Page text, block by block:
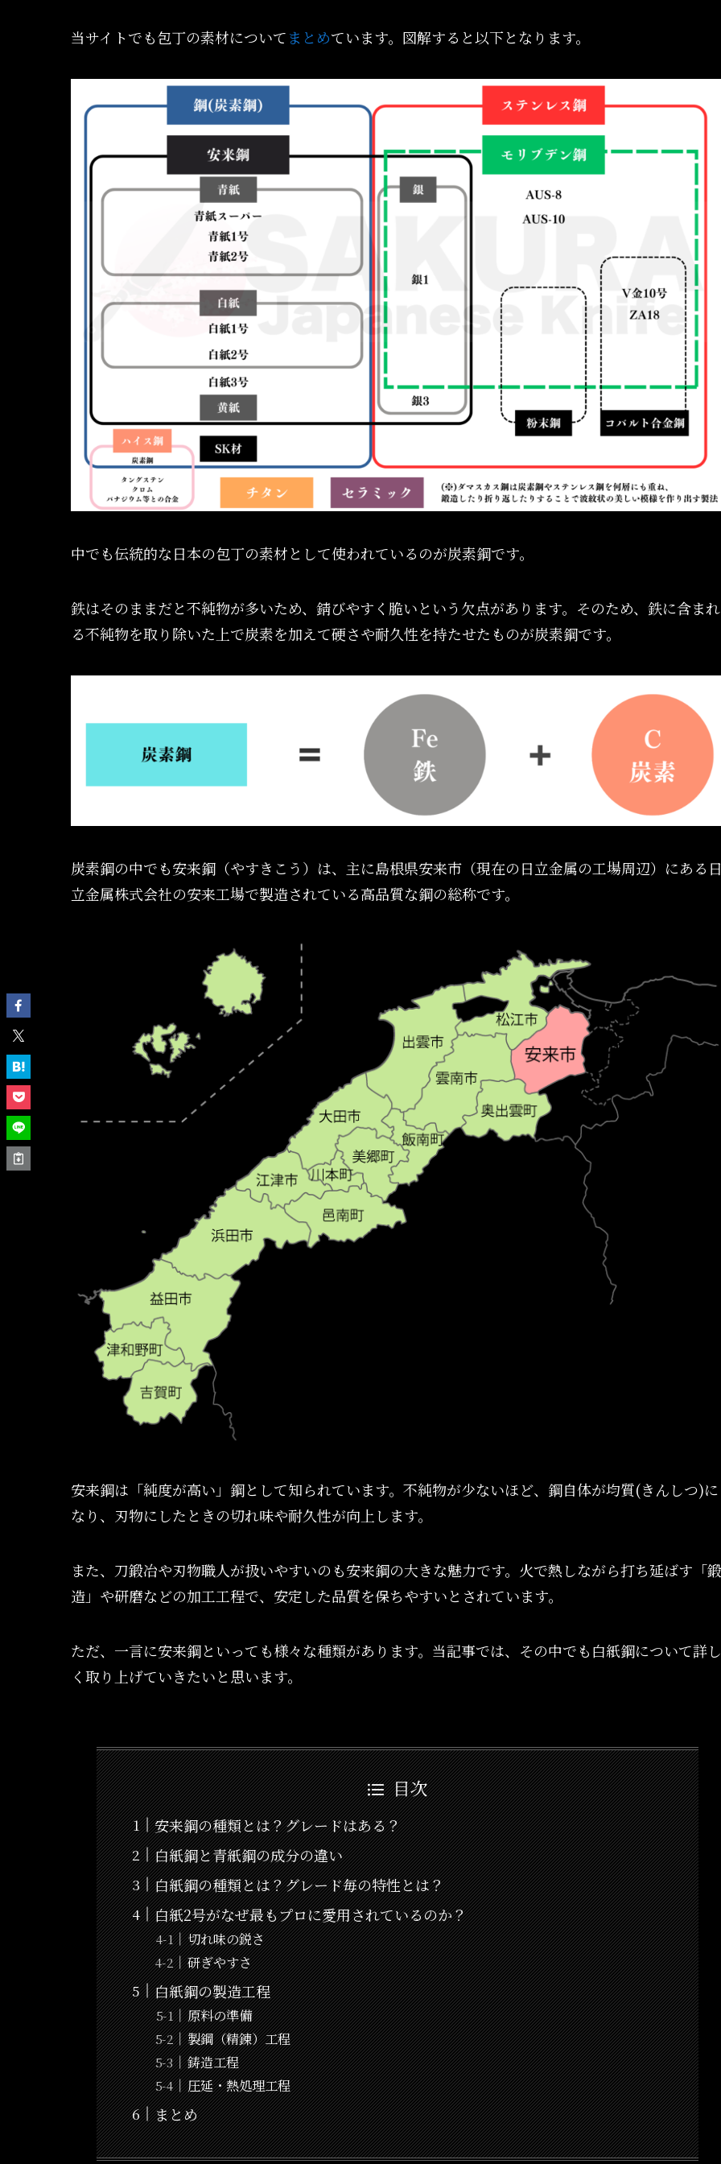
当サイトでも包丁の素材についてまとめています。図解すると以下となります。
中でも伝統的な日本の包丁の素材として使われているのが炭素鋼です。
鉄はそのままだと不純物が多いため、錆びやすく脆いという欠点があります。そのため、鉄に含まれ
る不純物を取り除いた上で炭素を加えて硬さや耐久性を持たせたものが炭素鋼です。
炭素鋼の中でも安来鋼（やすきこう）は、主に島根県安来市（現在の日立金属の工場周辺）にある
立金属株式会社の安来工場で製造されている高品質な鋼の総称です。
安来鋼は「純度が高い」鋼として知られています。不純物が少ないほど、鋼自体が均質(きんしつ)に
なり、刃物にしたときの切れ味や耐久性が向上します。
また、刀鍛冶や刃物職人が扱いやすいのも安来鋼の大きな魅力です。火で熱しながら打ち延ばす「鍛
造」や研磨などの加工工程で、安定した品質を保ちやすいとされています。
ただ、一言に安来鋼といっても様々な種類があります。当記事では、その中でも白紙鋼について詳し
く取り上げていきたいと思います。
目次
安来鋼の種類とは？グレードはある？
白紙鋼と青紙鋼の成分の違い
白紙鋼の種類とは？グレード毎の特性とは？
白紙2号がなぜ最もプロに愛用されているのか？
切れ味の鋭さ
研ぎやすさ
白紙鋼の製造工程
原料の準備
製鋼（精錬）工程
鋳造工程
圧延・熱処理工程
まとめ